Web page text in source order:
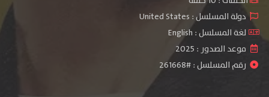
دولة المسلسل : United States
لغة المسلسل : English
موعد الصدور : 2025
رقم المسلسل : #261668